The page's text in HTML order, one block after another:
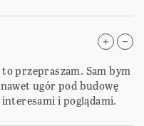
przepraszam. Sam bym
ugór pod budowę
i poglądami.